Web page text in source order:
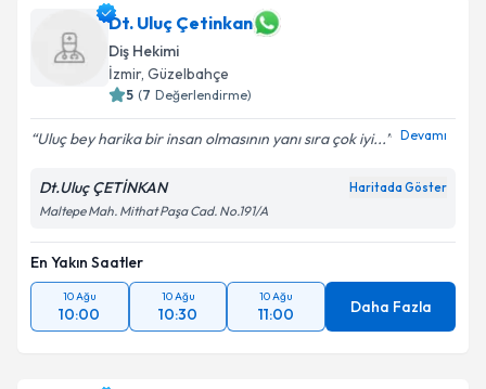
Dt. Uluç Çetinkan
Diş Hekimi
İzmir, Güzelbahçe
5 (7 Değerlendirme)
Uluç bey harika bir insan olmasının yanı sıra çok iyi... Devamı
Dt.Uluç ÇETİNKAN Haritada Göster
Maltepe Mah. Mithat Paşa Cad. No.191/A
En Yakın Saatler
10 Ağu
10:00
10 Ağu
10:30
10 Ağu
11:00 Daha Fazla